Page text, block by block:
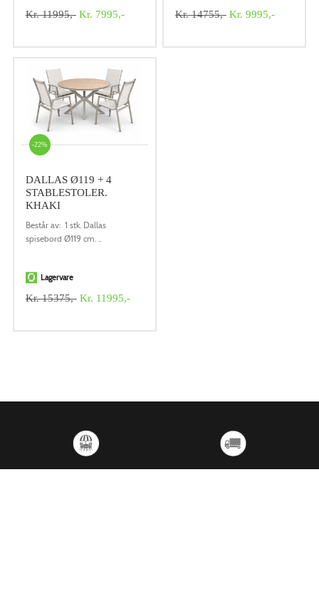
Kr. 11995,-Kr. 7995,- Kr. 14755,-Kr. 9995,-
-22%
DALLAS Ø119 + 4
STABLESTOLER.
KHAKI
Består av: 1 stk. Dallas
spisebord Ø119 cm. ..
Lagervare
Kr. 15375,-Kr. 11995,-